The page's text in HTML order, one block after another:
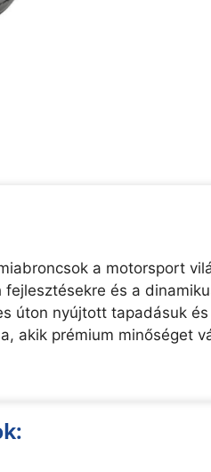
a motorsport
fejlesztésekre és a
úton nyújtott tapadásuk
akik prémium minőséget